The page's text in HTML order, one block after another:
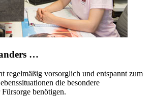
…
regelmäßig vorsorglich und entspannt zum
die besondere
benötigen.